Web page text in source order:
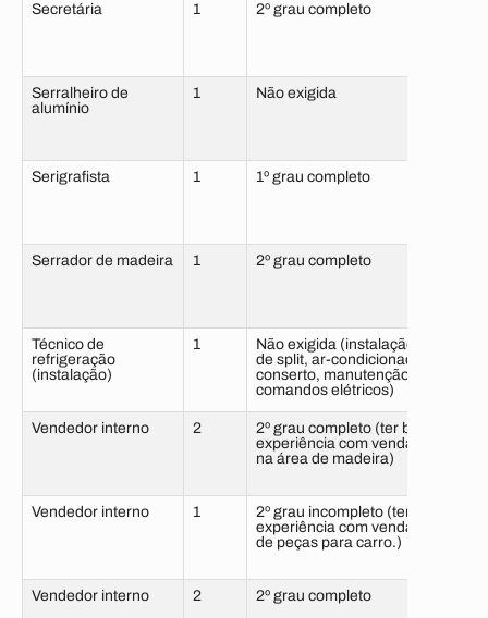
Secretária 1 2º grau completo
Serralheiro de
alumínio
1 Não exigida
Serigrafista 1 1º grau completo
Serrador de madeira 1 2º grau completo
Técnico de
refrigeração
(instalação)
1
Não exigida (instalação
de split, ar-condicionado,
conserto, manutenção e
comandos elétricos)
Vendedor interno 2
2º grau completo (ter boa
experiência com vendas
na área de madeira)
Vendedor interno 1
2º grau incompleto (ter
experiência com vendas
de peças para carro.)
Vendedor interno 2 2º grau completo